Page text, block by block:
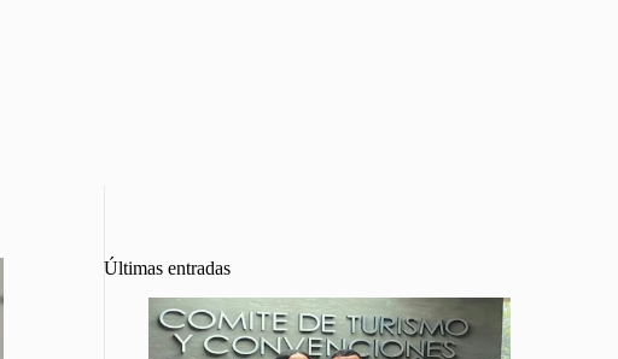
Últimas entradas